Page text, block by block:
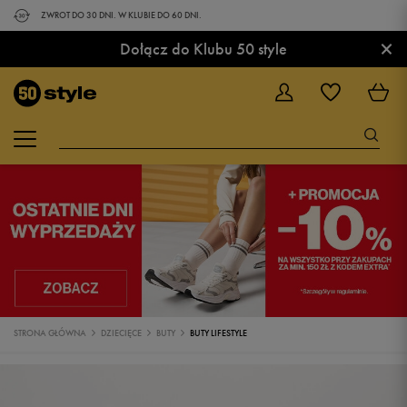
ZWROT DO 30 DNI. W KLUBIE DO 60 DNI.
Dołącz do Klubu 50 style ×
STRONA GŁÓWNA DZIECIĘCE BUTY BUTY LIFESTYLE